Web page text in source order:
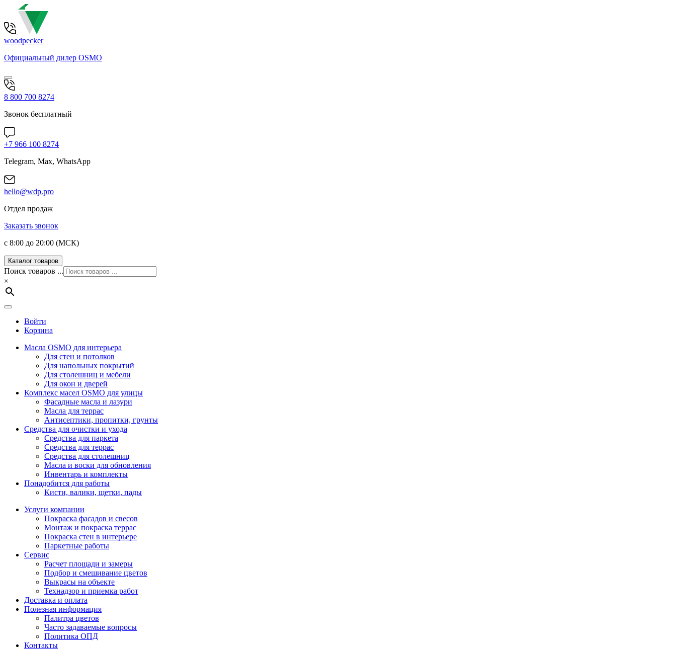
woodpecker
Официальный дилер OSMO
8 800 700 8274
Звонок бесплатный
+7 966 100 8274
Telegram, Max, WhatsApp
hello@wdp.pro
Отдел продаж
Заказать звонок
с 8:00 до 20:00 (МСК)
Каталог товаров
Поиск товаров ...
×
Войти
Корзина
Масла OSMO для интерьера
Для стен и потолков
Для напольных покрытий
Для столешниц и мебели
Для окон и дверей
Комплекс масел OSMO для улицы
Фасадные масла и лазури
Масла для террас
Антисептики, пропитки, грунты
Средства для очистки и ухода
Средства для паркета
Средства для террас
Средства для столешниц
Масла и воски для обновления
Инвентарь и комплекты
Понадобится для работы
Кисти, валики, щетки, пады
Услуги компании
Покраска фасадов и свесов
Монтаж и покраска террас
Покраска стен в интерьере
Паркетные работы
Сервис
Расчет площади и замеры
Подбор и смешивание цветов
Выкрасы на объекте
Технадзор и приемка работ
Доставка и оплата
Полезная информация
Палитра цветов
Часто задаваемые вопросы
Политика ОПД
Контакты